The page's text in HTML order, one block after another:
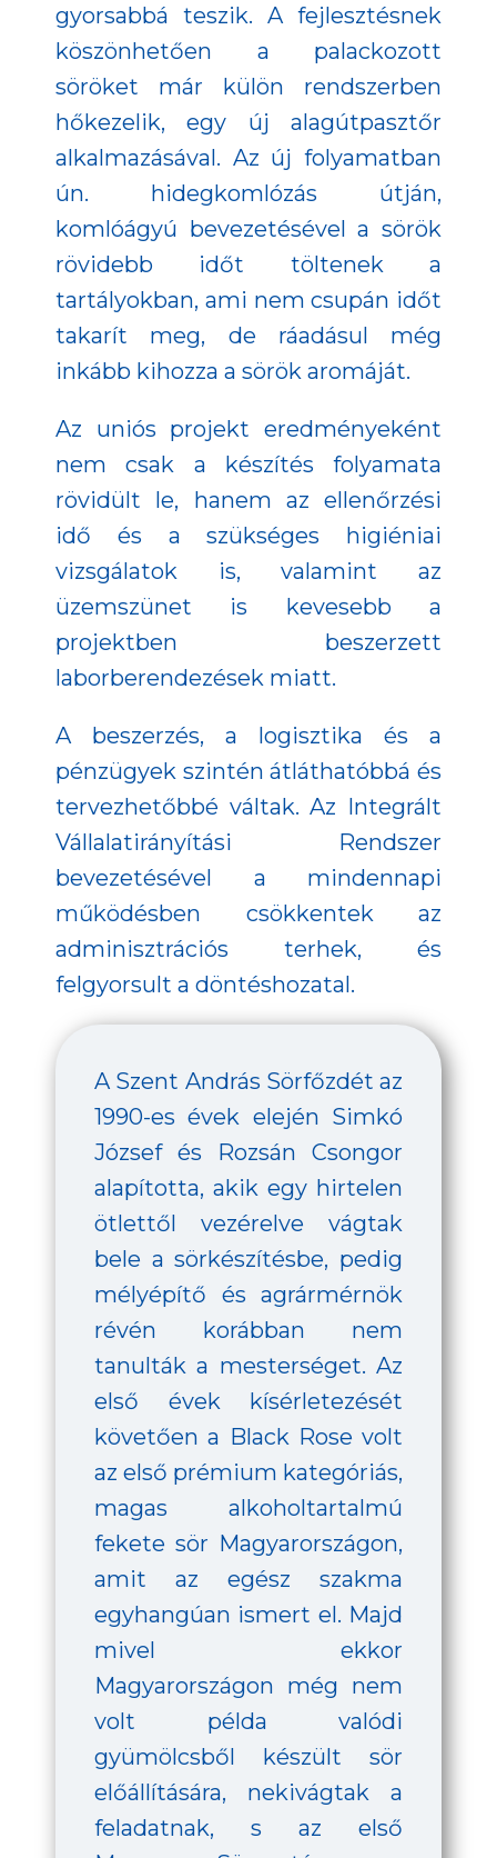
gyorsabbá teszik. A fejlesztésnek
köszönhetően a palackozott
söröket már külön rendszerben
hőkezelik, egy új alagútpasztőr
alkalmazásával. Az új folyamatban
ún. hidegkomlózás útján,
komlóágyú bevezetésével a sörök
rövidebb időt töltenek a
tartályokban, ami nem csupán időt
takarít meg, de ráadásul még
inkább kihozza a sörök aromáját.
Az uniós projekt eredményeként
nem csak a készítés folyamata
rövidült le, hanem az ellenőrzési
idő és a szükséges higiéniai
vizsgálatok is, valamint az
üzemszünet is kevesebb a
projektben beszerzett
laborberendezések miatt.
A beszerzés, a logisztika és a
pénzügyek szintén átláthatóbbá és
tervezhetőbbé váltak. Az Integrált
Vállalatirányítási Rendszer
bevezetésével a mindennapi
működésben csökkentek az
adminisztrációs terhek, és
felgyorsult a döntéshozatal.
A Szent András Sörfőzdét az
1990-es évek elején Simkó
József és Rozsán Csongor
alapította, akik egy hirtelen
ötlettől vezérelve vágtak
bele a sörkészítésbe, pedig
mélyépítő és agrármérnök
révén korábban nem
tanulták a mesterséget. Az
első évek kísérletezését
követően a Black Rose volt
az első prémium kategóriás,
magas alkoholtartalmú
fekete sör Magyarországon,
amit az egész szakma
egyhangúan ismert el. Majd
mivel ekkor
Magyarországon még nem
volt példa valódi
gyümölcsből készült sör
előállítására, nekivágtak a
feladatnak, s az első